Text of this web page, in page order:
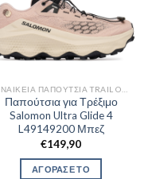
Παπούτσια για Τρέξιμο
Salomon Ultra Glide 4
L49149200 Μπεζ
€149,90
ΑΓΟΡΑΣΕ ΤΟ